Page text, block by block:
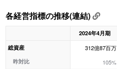
各経営指標の推移(連結)
2024年4月期
総資産
昨対比
312億87百万
105%